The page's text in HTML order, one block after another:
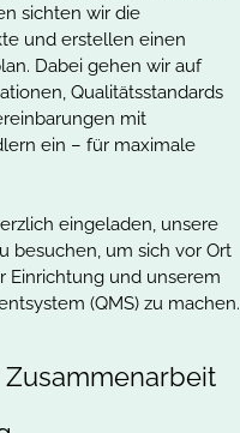
sichten wir die
und erstellen einen
Dabei gehen wir auf
Qualitätsstandards
mit
ein – für maximale
eingeladen, unsere
besuchen, um sich vor Ort
Einrichtung und unserem
(QMS) zu machen.